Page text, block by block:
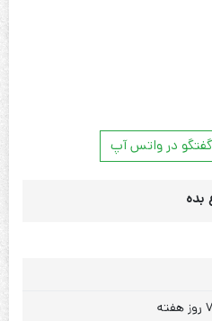
گفتگو در واتس آپ
بده